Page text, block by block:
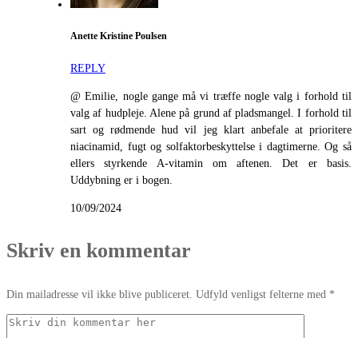
Anette Kristine Poulsen
REPLY
@ Emilie, nogle gange må vi træffe nogle valg i forhold til
valg af hudpleje. Alene på grund af pladsmangel. I forhold til
sart og rødmende hud vil jeg klart anbefale at prioritere
niacinamid, fugt og solfaktorbeskyttelse i dagtimerne. Og så
ellers styrkende A-vitamin om aftenen. Det er basis.
Uddybning er i bogen.
10/09/2024
Skriv en kommentar
Din mailadresse vil ikke blive publiceret. Udfyld venligst felterne med *